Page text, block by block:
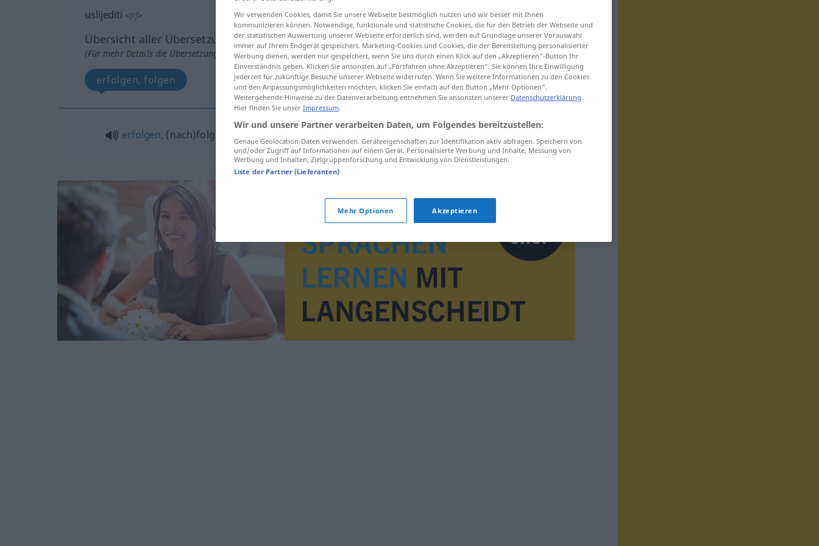
uslijediti <pf>
Übersicht aller Übersetzungen
(Für mehr Details die Übersetzung anklicken/antippen)
erfolgen, folgen
erfolgen, (nach)folgen
Wir verwenden Cookies, damit Sie unsere Webseite bestmöglich nutzen und wir besser mit Ihnen
kommunizieren können. Notwendige, funktionale und statistische Cookies, die für den Betrieb der Webseite und
der statistischen Auswertung unserer Webseite erforderlich sind, werden auf Grundlage unserer Vorauswahl
immer auf Ihrem Endgerät gespeichert. Marketing-Cookies und Cookies, die der Bereitstellung personalisierter
Werbung dienen, werden nur gespeichert, wenn Sie uns durch einen Klick auf den „Akzeptieren“-Button Ihr
Einverständnis geben. Klicken Sie ansonsten auf „Fortfahren ohne Akzeptieren“. Sie können Ihre Einwilligung
jederzeit für zukünftige Besuche unserer Webseite widerrufen. Wenn Sie weitere Informationen zu den Cookies
und den Anpassungsmöglichkeiten möchten, klicken Sie einfach auf den Button „Mehr Optionen“.
Weitergehende Hinweise zu der Datenverarbeitung entnehmen Sie ansonsten unserer Datenschutzerklärung.
Hier finden Sie unser Impressum.
Wir und unsere Partner verarbeiten Daten, um Folgendes bereitzustellen:
Genaue Geolocation-Daten verwenden. Geräteeigenschaften zur Identifikation aktiv abfragen. Speichern von
und/oder Zugriff auf Informationen auf einem Gerät. Personalisierte Werbung und Inhalte, Messung von
Werbung und Inhalten, Zielgruppenforschung und Entwicklung von Dienstleistungen.
Liste der Partner (Lieferanten)
Mehr Optionen Akzeptieren